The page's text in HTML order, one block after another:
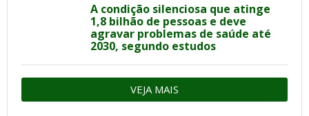
A condição silenciosa que atinge
1,8 bilhão de pessoas e deve
agravar problemas de saúde até
2030, segundo estudos
VEJA MAIS